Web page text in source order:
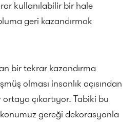
kullanılabilir bir hale
geri kazandırmak
bir tekrar kazandırma
olması insanlık açısından
ortaya çıkartıyor. Tabiki bu
gereği dekorasyonla